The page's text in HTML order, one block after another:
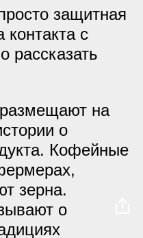
защитная
контакта с
рассказать
на
о
Кофейные
зерна.
о